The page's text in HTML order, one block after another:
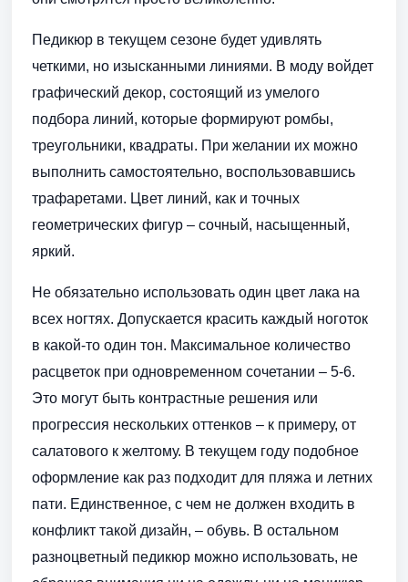
Педикюр в текущем сезоне будет удивлять
четкими, но изысканными линиями. В моду войдет
графический декор, состоящий из умелого
подбора линий, которые формируют ромбы,
треугольники, квадраты. При желании их можно
выполнить самостоятельно, воспользовавшись
трафаретами. Цвет линий, как и точных
геометрических фигур – сочный, насыщенный,
яркий.
Не обязательно использовать один цвет лака на
всех ногтях. Допускается красить каждый ноготок
в какой-то один тон. Максимальное количество
расцветок при одновременном сочетании – 5-6.
Это могут быть контрастные решения или
прогрессия нескольких оттенков – к примеру, от
салатового к желтому. В текущем году подобное
оформление как раз подходит для пляжа и летних
пати. Единственное, с чем не должен входить в
конфликт такой дизайн, – обувь. В остальном
разноцветный педикюр можно использовать, не